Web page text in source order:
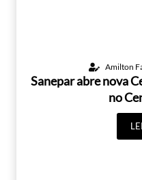
Amilton
Sanepar abre nova
no